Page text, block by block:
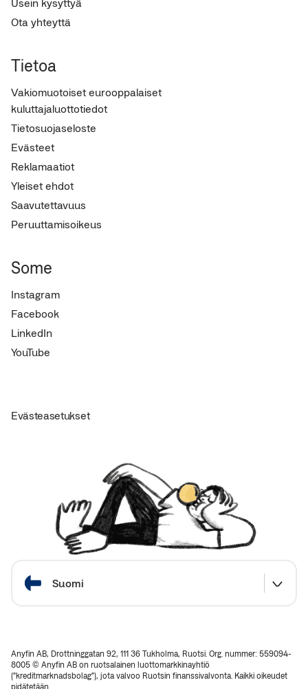
Ota yhteyttä
Tietoa
Vakiomuotoiset eurooppalaiset
kuluttajaluottotiedot
Tietosuojaseloste
Evästeet
Reklamaatiot
Yleiset ehdot
Saavutettavuus
Peruuttamisoikeus
Some
Instagram
Facebook
LinkedIn
YouTube
Evästeasetukset
Suomi
Anyfin AB, Drottninggatan 92, 111 36 Tukholma, Ruotsi. Org. nummer: 559094-
8005 © Anyfin AB on ruotsalainen luottomarkkinayhtiö
(“kreditmarknadsbolag”), jota valvoo Ruotsin finanssivalvonta. Kaikki oikeudet
pidätetään.